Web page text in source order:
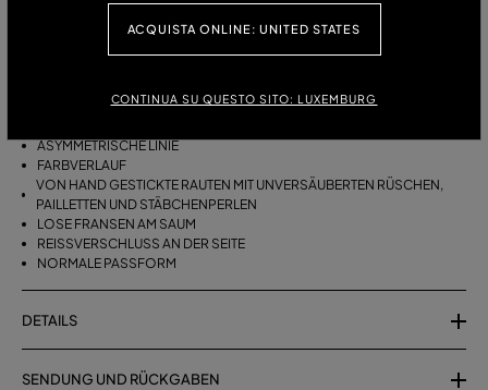
ACQUISTA ONLINE: UNITED STATES
CONTINUA SU QUESTO SITO: LUXEMBURG
BESCHREIBUNG
ASYMMETRISCHE LINIE
FARBVERLAUF
VON HAND GESTICKTE RAUTEN MIT UNVERSÄUBERTEN RÜSCHEN,
PAILLETTEN UND STÄBCHENPERLEN
LOSE FRANSEN AM SAUM
REISSVERSCHLUSS AN DER SEITE
NORMALE PASSFORM
DETAILS
SENDUNG UND RÜCKGABEN